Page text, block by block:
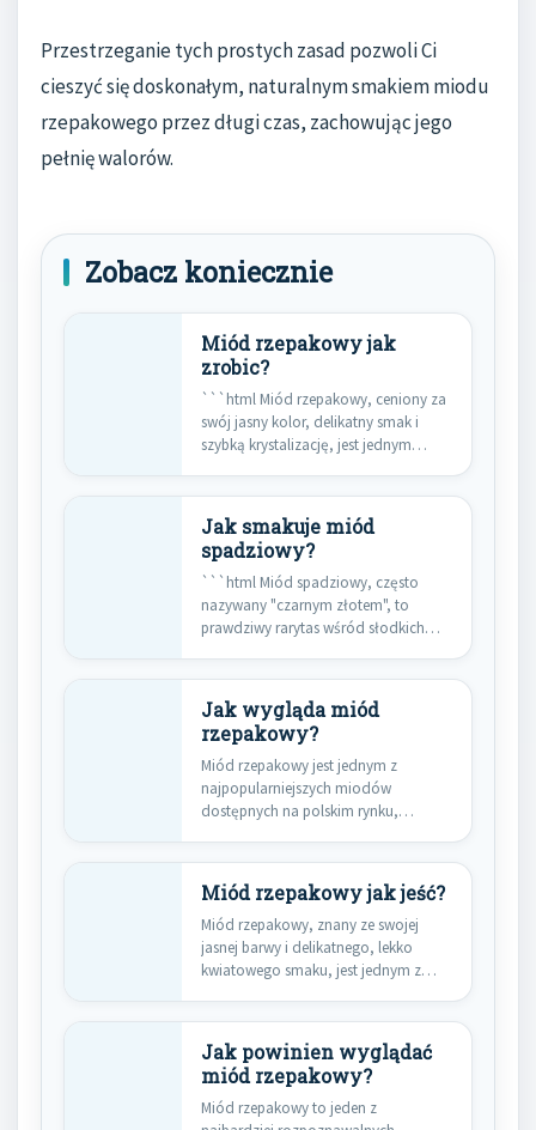
Przestrzeganie tych prostych zasad pozwoli Ci
cieszyć się doskonałym, naturalnym smakiem miodu
rzepakowego przez długi czas, zachowując jego
pełnię walorów.
Zobacz koniecznie
Miód rzepakowy jak
zrobic?
```html Miód rzepakowy, ceniony za
swój jasny kolor, delikatny smak i
szybką krystalizację, jest jednym…
Jak smakuje miód
spadziowy?
```html Miód spadziowy, często
nazywany "czarnym złotem", to
prawdziwy rarytas wśród słodkich
Jak wygląda miód
rzepakowy?
Miód rzepakowy jest jednym z
najpopularniejszych miodów
dostępnych na polskim rynku,
Miód rzepakowy jak jeść?
Miód rzepakowy, znany ze swojej
jasnej barwy i delikatnego, lekko
kwiatowego smaku, jest jednym z…
Jak powinien wyglądać
miód rzepakowy?
Miód rzepakowy to jeden z